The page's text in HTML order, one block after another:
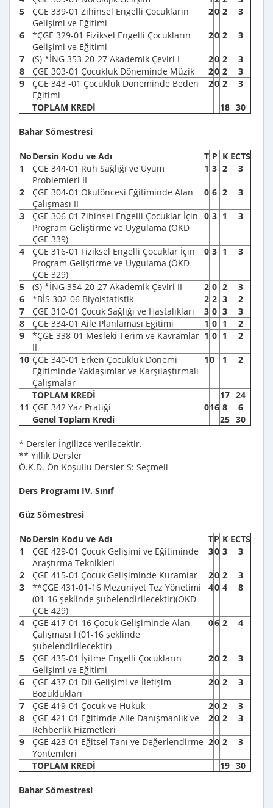
5
ÇGE 339-01 Zihinsel Engelli Çocukların
Gelişimi ve Eğitimi
20 2 3
6
*ÇGE 329-01 Fiziksel Engelli Çocukların
Gelişimi ve Eğitimi
20 2 3
7 (S) *İNG 353-20-27 Akademik Çeviri I 20 2
3
8
ÇGE 303-01 Çocukluk Döneminde Müzik 20 2
3
9
ÇGE 343 -01 Çocukluk Döneminde Beden
Eğitimi
20 2 3
TOPLAM KREDİ 18 30
Bahar Sömestresi
NoDersin Kodu ve Adı T P K ECTS
1
ÇGE 344-01 Ruh Sağlığı ve Uyum
Problemleri II
1 3 2 3
2
ÇGE 304-01 Okulöncesi Eğitiminde Alan
Çalışması II
0 6 2 3
3
ÇGE 306-01 Zihinsel Engelli Çocuklar İçin
Program Geliştirme ve Uygulama (ÖKD
ÇGE 339)
0 3 1 3
4
ÇGE 316-01 Fiziksel Engelli Çocuklar İçin
Program Geliştirme ve Uygulama (ÖKD
ÇGE 329)
0 3 1 3
5 (S) *İNG 354-20-27 Akademik Çeviri II 2 0 2
3
6
*BİS 302-06 Biyoistatistik 2 2 3
2
7
ÇGE 310-01 Çocuk Sağlığı ve Hastalıkları 3 0 3
3
8
ÇGE 334-01 Aile Planlaması Eğitimi 1 0 1
2
9
*ÇGE 338-01 Mesleki Terim ve Kavramlar
II
1 0 1 2
10 ÇGE 340-01 Erken Çocukluk Dönemi
Eğitiminde Yaklaşımlar ve Karşılaştırmalı
Çalışmalar
10 1 2
TOPLAM KREDİ 17 24
11 ÇGE 342 Yaz Pratiği 016 8
6
Genel Toplam Kredi
25 30
* Dersler İngilizce verilecektir.
** Yıllık Dersler
Ö.K.D. Ön Koşullu Dersler S: Seçmeli
Ders Programı IV. Sınıf
Güz Sömestresi
NoDersin Kodu ve Adı TP K ECTS
1
ÇGE 429-01 Çocuk Gelişimi ve Eğitiminde
Araştırma Teknikleri
30 3 3
2 ÇGE 415-01 Çocuk Gelişiminde Kuramlar 20 2
3
3
**ÇGE 431-01-16 Mezuniyet Tez Yönetimi
(01-16 şeklinde şubelendirilecektir)(ÖKD
ÇGE 429)
40 4 8
4
ÇGE 417-01-16 Çocuk Gelişiminde Alan
Çalışması I (01-16 şeklinde
şubelendirilecektir)
06 2 4
5
ÇGE 435-01 İşitme Engelli Çocukların
Gelişimi ve Eğitimi
20 2 3
6
ÇGE 437-01 Dil Gelişimi ve İletişim
Bozuklukları
20 2 3
7 ÇGE 419-01 Çocuk ve Hukuk 20 2
3
8
ÇGE 421-01 Eğitimde Aile Danışmanlık ve
Rehberlik Hizmetleri
20 2 3
9
ÇGE 423-01 Eğitsel Tanı ve Değerlendirme
Yöntemleri
20 2 3
TOPLAM KREDİ 19 30
Bahar Sömestresi